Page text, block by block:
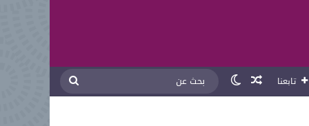
تابعنا مقال عشوائي
الوضع المظلم
بحث